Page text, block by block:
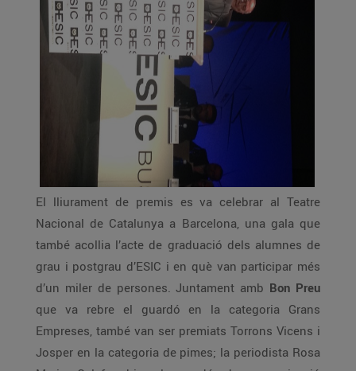
El lliurament de premis es va celebrar al Teatre
Nacional de Catalunya a Barcelona, una gala que
també acollia l’acte de graduació dels alumnes de
grau i postgrau d’ESIC i en què van participar més
d’un miler de persones. Juntament amb Bon Preu
que va rebre el guardó en la categoria Grans
Empreses, també van ser premiats Torrons Vicens i
Josper en la categoria de pimes; la periodista Rosa